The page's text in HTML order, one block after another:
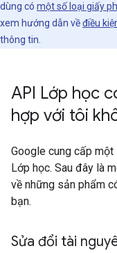
dùng có một số loại giấy
xem hướng dẫn vềđiều
thông tin.
API Lớp học
hợp với tôi
Google cung cấp
Lớp học. Sau đây là
về những sản phẩm
bạn.
Sửa đổi tài